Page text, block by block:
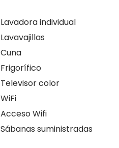
Lavadora individual
Lavavajillas
Cuna
Frigorífico
Televisor color
WiFi
Acceso Wifi
Sábanas suministradas